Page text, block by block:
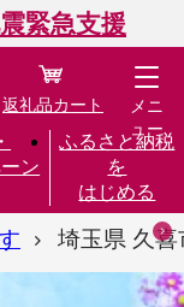
緊急支援
ン
ふるさと納税
を
はじめる
返礼品カート
メニ
ュー
埼玉県 久喜